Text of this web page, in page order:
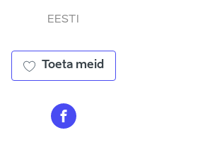
EESTI
Toeta meid